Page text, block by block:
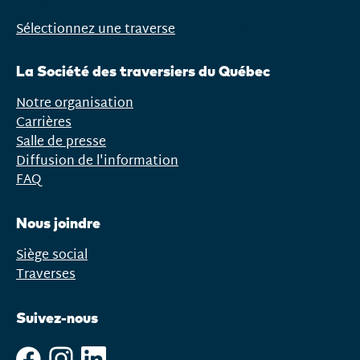
Ouvrir
menu
Sélectionnez une traverse
La Société des traversiers du Québec
Notre organisation
Carrières
Salle de presse
Diffusion de l'information
FAQ
Nous joindre
Siège social
Traverses
Suivez-nous